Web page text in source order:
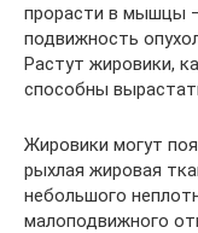
прорасти в мышцы
подвижность
Растут жировики,
способны
Жировики могут
рыхлая жировая
небольшого
малоподвижного